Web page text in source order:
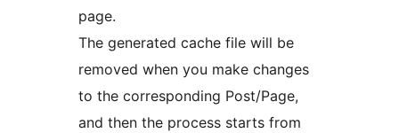
page.
The generated cache file will be
removed when you make changes
to the corresponding Post/Page,
and then the process starts from